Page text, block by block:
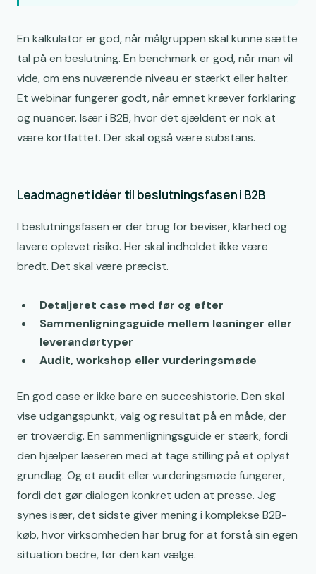
En kalkulator er god, når målgruppen skal kunne sætte
tal på en beslutning. En benchmark er god, når man vil
vide, om ens nuværende niveau er stærkt eller halter.
Et webinar fungerer godt, når emnet kræver forklaring
og nuancer. Især i B2B, hvor det sjældent er nok at
være kortfattet. Der skal også være substans.
Leadmagnet idéer til beslutningsfasen i B2B
I beslutningsfasen er der brug for beviser, klarhed og
lavere oplevet risiko. Her skal indholdet ikke være
bredt. Det skal være præcist.
Detaljeret case med før og efter
Sammenligningsguide mellem løsninger eller
leverandørtyper
Audit, workshop eller vurderingsmøde
En god case er ikke bare en succeshistorie. Den skal
vise udgangspunkt, valg og resultat på en måde, der
er troværdig. En sammenligningsguide er stærk, fordi
den hjælper læseren med at tage stilling på et oplyst
grundlag. Og et audit eller vurderingsmøde fungerer,
fordi det gør dialogen konkret uden at presse. Jeg
synes især, det sidste giver mening i komplekse B2B-
køb, hvor virksomheden har brug for at forstå sin egen
situation bedre, før den kan vælge.